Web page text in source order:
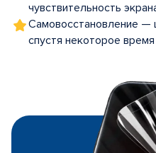
чувствительность
Самовосстановление —
спустя некоторое время